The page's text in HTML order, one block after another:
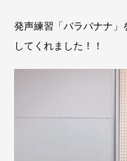
発声練習「バラバナナ
してくれました！！